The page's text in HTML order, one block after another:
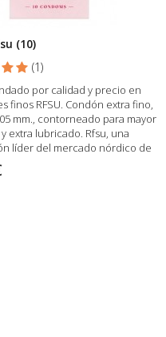
(10)
(1)
por calidad y precio en
finos RFSU. Condón extra fino,
mm., contorneado para mayor
extra lubricado. Rfsu, una
líder del mercado nórdico de
exhaustivos.